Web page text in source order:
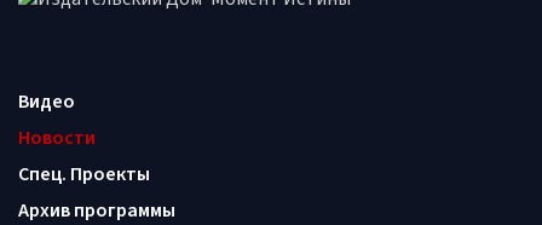
Видео
Новости
Спец. Проекты
Архив программы